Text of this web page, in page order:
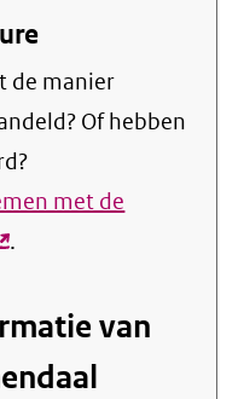
de manier
Of hebben
met de
.
van